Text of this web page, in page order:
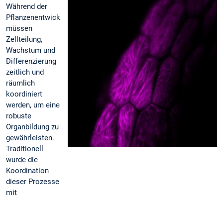
Während der
Pflanzenentwicklung
müssen
Zellteilung,
Wachstum und
Differenzierung
zeitlich und
räumlich
koordiniert
werden, um eine
robuste
Organbildung zu
gewährleisten.
Traditionell
wurde die
Koordination
dieser Prozesse
mit